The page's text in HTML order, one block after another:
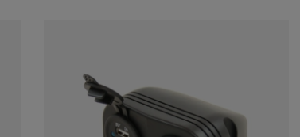
Laveste pris
Højeste pris